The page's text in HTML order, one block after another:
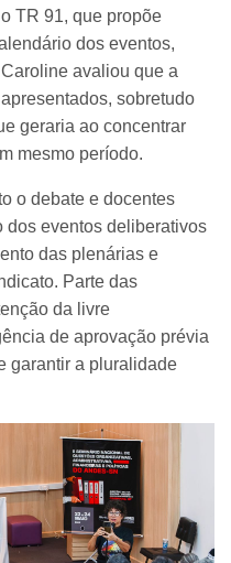
TR 91, que propõe
dos eventos,
avaliou que a
sobretudo
geraria ao concentrar
mesmo período.
o debate e docentes
dos eventos deliberativos
das plenárias e
Parte das
da livre
de aprovação prévia
garantir a pluralidade